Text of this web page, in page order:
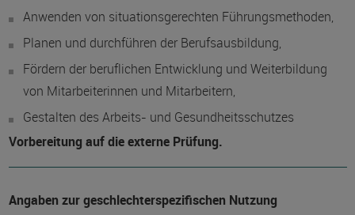
Anwenden von situationsgerechten Führungsmethoden,
Planen und durchführen der Berufsausbildung,
Fördern der beruflichen Entwicklung und Weiterbildung
von Mitarbeiterinnen und Mitarbeitern,
Gestalten des Arbeits- und Gesundheitsschutzes
Vorbereitung auf die externe Prüfung.
Angaben zur geschlechterspezifischen Nutzung